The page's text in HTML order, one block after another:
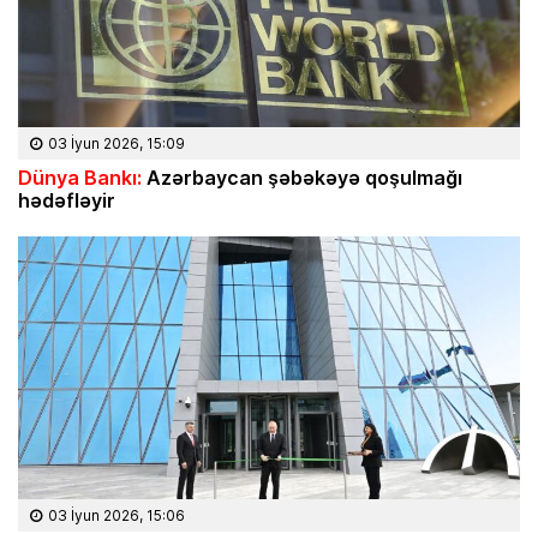
03 İyun 2026, 15:09
Dünya Bankı: Azərbaycan şəbəkəyə qoşulmağı
hədəfləyir
03 İyun 2026, 15:06